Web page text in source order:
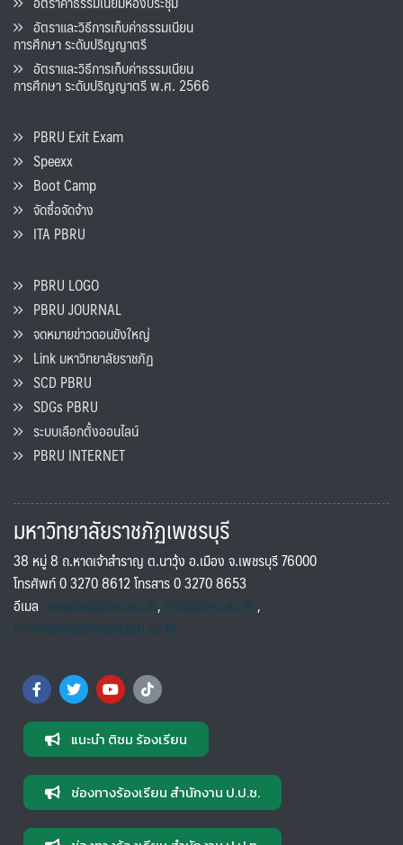
อัตราและวิธีการเก็บค่าธรรมเนียน
การศึกษา ระดับปริญญาตรี
อัตราและวิธีการเก็บค่าธรรมเนียน
การศึกษา ระดับปริญญาตรี พ.ศ. 2566
PBRU Exit Exam
Speexx
Boot Camp
จัดซื้อจัดจ้าง
ITA PBRU
PBRU LOGO
PBRU JOURNAL
จดหมายข่าวดอนขังใหญ่
Link มหาวิทยาลัยราชภัฏ
SCD PBRU
SDGs PBRU
ระบบเลือกตั้งออนไลน์
PBRU INTERNET
มหาวิทยาลัยราชภัฏเพชรบุรี
38 หมู่ 8 ถ.หาดเจ้าสำราญ ต.นาวุ้ง อ.เมือง จ.เพชรบุรี 76000
โทรศัพท์ 0 3270 8612 โทรสาร 0 3270 8653
อีเมล saraban@pbru.ac.th, info@pbru.ac.th,
international@mail.pbru.ac.th
แนะนำ ติชม ร้องเรียน
ช่องทางร้องเรียน สำนักงาน ป.ป.ช.